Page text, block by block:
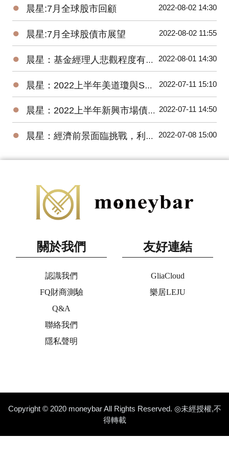
● 晨星:7月全球股市回顧 2022-08-02 14:30
● 晨星:7月全球股債市展望 2022-08-02 11:55
● 晨星：基金經理人悲觀程度有史以來最高，關注企業獲利揭示的未來方向 2022-08-01 14:30
● 晨星：2022上半年美道瓊與S&P500 數下跌15.30%、20.56%，台股基金平均報酬率為-22.18% 2022-07-11 15:10
● 晨星：2022上半年新興市場債券基金因俄羅斯債券跌幅最深 2022-07-11 14:50
● 晨星：經濟前景面臨挑戰，利率將進一步上升 2022-07-08 15:00
關於我們
認識我們
FQ財商測驗
Q&A
聯絡我們
隱私聲明
友好連結
GliaCloud
樂居LEJU
Copyright © 2020 moneybar All Rights Reserved. ◎未經授權,不
得轉載